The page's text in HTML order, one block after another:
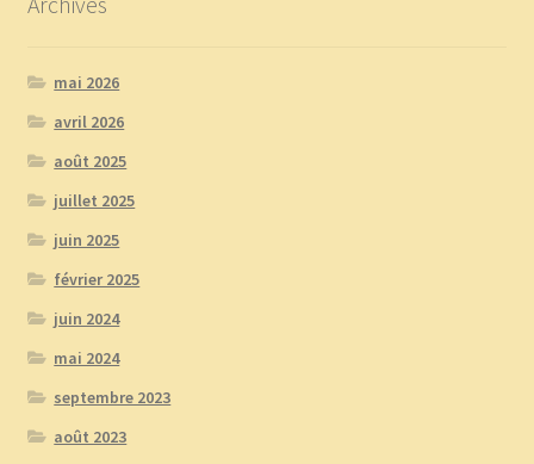
mai 2026
avril 2026
août 2025
juillet 2025
juin 2025
février 2025
juin 2024
mai 2024
septembre 2023
août 2023